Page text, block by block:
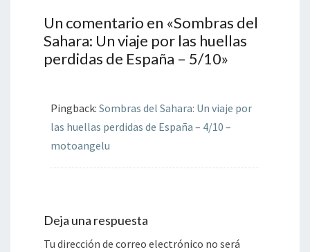
Un comentario en «Sombras del
Sahara: Un viaje por las huellas
perdidas de España – 5/10»
Pingback: Sombras del Sahara: Un viaje por
las huellas perdidas de España – 4/10 –
motoangelu
Deja una respuesta
Tu dirección de correo electrónico no será